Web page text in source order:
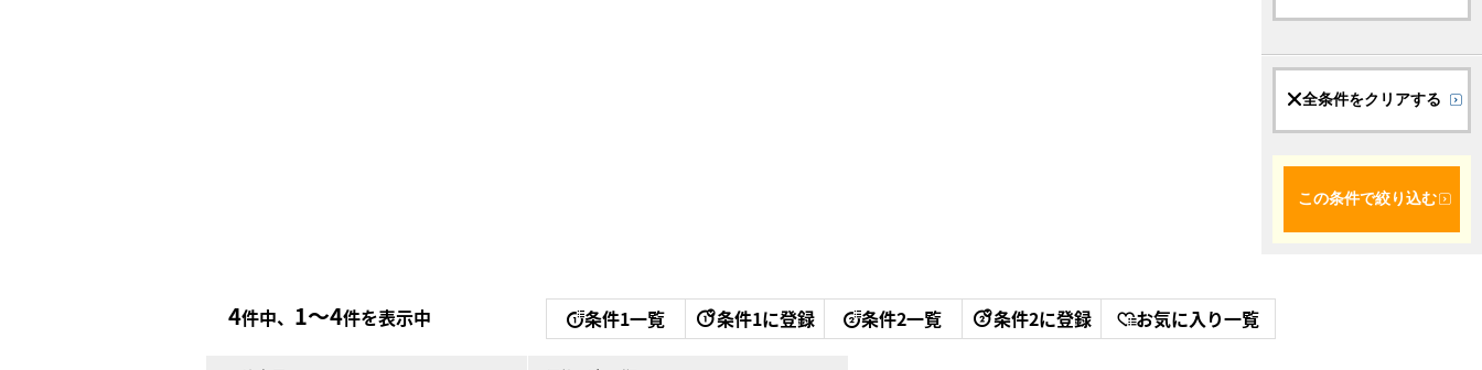
全条件をクリアする
この条件で絞り込む
4件中、 1〜4件を表示中 条件1一覧 条件1に登録 条件2一覧 条件2に登録 お気に入り一覧